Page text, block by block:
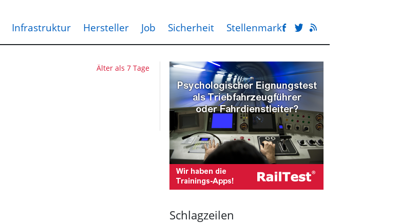
Infrastruktur Hersteller Job Sicherheit Stellenmarkt
Älter als 7 Tage
Schlagzeilen